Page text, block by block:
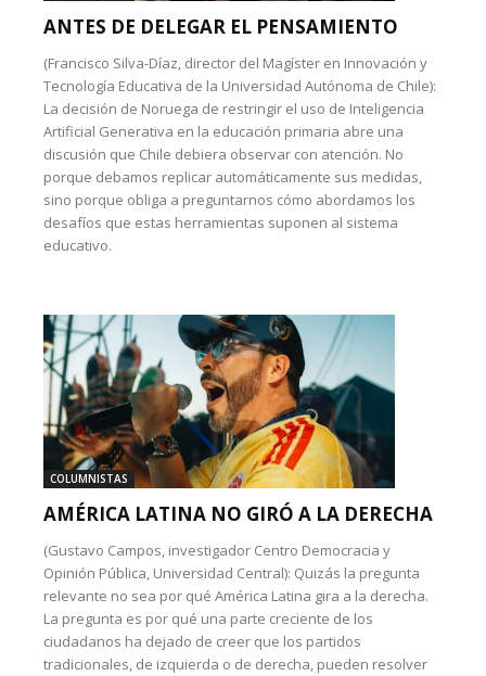
ANTES DE DELEGAR EL PENSAMIENTO
(Francisco Silva-Díaz, director del Magíster en Innovación y
Tecnología Educativa de la Universidad Autónoma de Chile):
La decisión de Noruega de restringir el uso de Inteligencia
Artificial Generativa en la educación primaria abre una
discusión que Chile debiera observar con atención. No
porque debamos replicar automáticamente sus medidas,
sino porque obliga a preguntarnos cómo abordamos los
desafíos que estas herramientas suponen al sistema
educativo.
COLUMNISTAS
AMÉRICA LATINA NO GIRÓ A LA DERECHA
(Gustavo Campos, investigador Centro Democracia y
Opinión Pública, Universidad Central): Quizás la pregunta
relevante no sea por qué América Latina gira a la derecha.
La pregunta es por qué una parte creciente de los
ciudadanos ha dejado de creer que los partidos
tradicionales, de izquierda o de derecha, pueden resolver